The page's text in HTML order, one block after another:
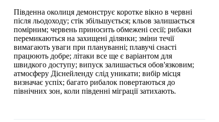
Південна околиця демонструє коротке вікно в червні
після льодоходу; стік збільшується; кльов залишається
помірним; червень приносить обмежені сесії; рибаки
перемикаються на захищені ділянки; зміни течії
вимагають уваги при плануванні; плавучі снасті
працюють добре; літаки все ще є варіантом для
швидкого доступу; випуск залишається обов'язковим;
атмосферу Діснейленду слід уникати; вибір місця
визначає успіх; багато рибалок повертаються до
північних зон, коли південні міграції затихають.